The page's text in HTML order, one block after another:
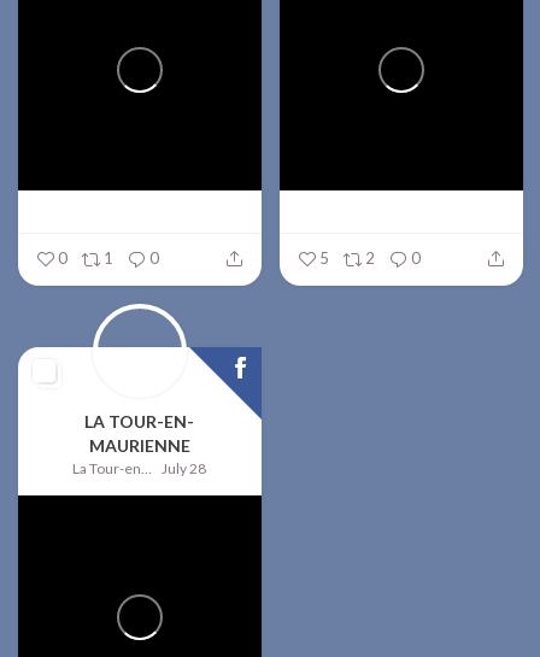
0 1 0 5 2 0
LA TOUR-EN-
MAURIENNE
La Tour-en-Maurienne July 28